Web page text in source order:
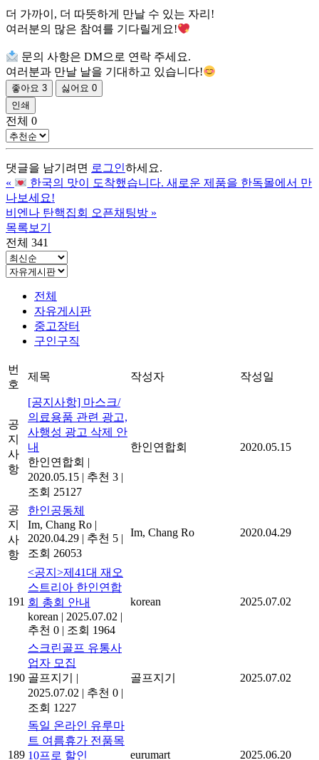
더 가까이, 더 따뜻하게 만날 수 있는 자리!
여러분의 많은 참여를 기다릴게요!
문의 사항은 DM으로 연락 주세요.
여러분과 만날 날을 기대하고 있습니다!
좋아요 3 싫어요 0
인쇄
전체 0
댓글을 남기려면 로그인하세요.
«
한국의 맛이 도착했습니다. 새로운 제품을 한독몰에서 만
나보세요!
비엔나 탄핵집회 오픈채팅방 »
목록보기
전체 341
전체
자유게시판
중고장터
구인구직
번
호
제목 작성자 작성일
공
지
사
항
[공지사항] 마스크/
의료용품 관련 광고,
사행성 광고 삭제 안
내
한인연합회 |
2020.05.15 | 추천 3 |
조회 25127
한인연합회 2020.05.15
공
지
사
항
한인공동체
Im, Chang Ro |
2020.04.29 | 추천 5 |
조회 26053
Im, Chang Ro 2020.04.29
191
<공지>제41대 재오
스트리아 한인연합
회 총회 안내
korean | 2025.07.02 |
추천 0 | 조회 1964
korean 2025.07.02
190
스크린골프 유통사
업자 모집
골프지기
|
2025.07.02 | 추천 0 |
조회 1227
골프지기 2025.07.02
189
독일 온라인 유루마
트 여름휴가 전품목
10프로 할인
eurumart 2025.06.20